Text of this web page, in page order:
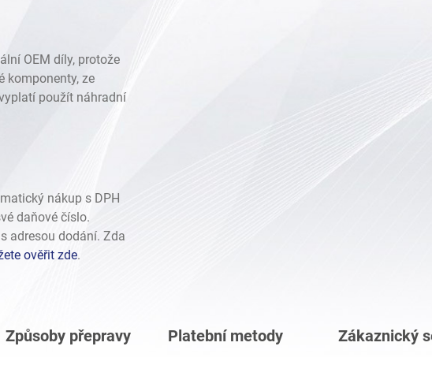
OEM díly, protože
komponenty, ze
použít náhradní
nákup s DPH
daňové číslo.
adresou dodání. Zda
ověřit zde.
Způsoby přepravy Platební metody Zákaznický